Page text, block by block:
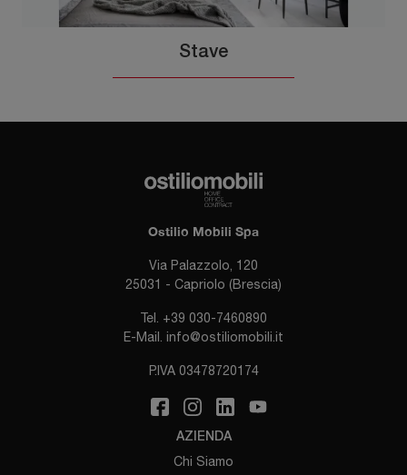
Stave
Ostilio Mobili Spa
Via Palazzolo, 120
25031 - Capriolo (Brescia)
Tel. +39 030-7460890
E-Mail. info@ostiliomobili.it
P.IVA 03478720174
AZIENDA
Chi Siamo